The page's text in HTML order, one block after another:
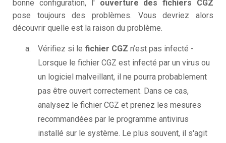
bonne configuration, l' ouverture des fichiers CGZ
pose toujours des problèmes. Vous devriez alors
découvrir quelle est la raison du problème.
Vérifiez si le fichier CGZ n’est pas infecté -
Lorsque le fichier CGZ est infecté par un virus ou
un logiciel malveillant, il ne pourra probablement
pas être ouvert correctement. Dans ce cas,
analysez le fichier CGZ et prenez les mesures
recommandées par le programme antivirus
installé sur le système. Le plus souvent, il s'agit